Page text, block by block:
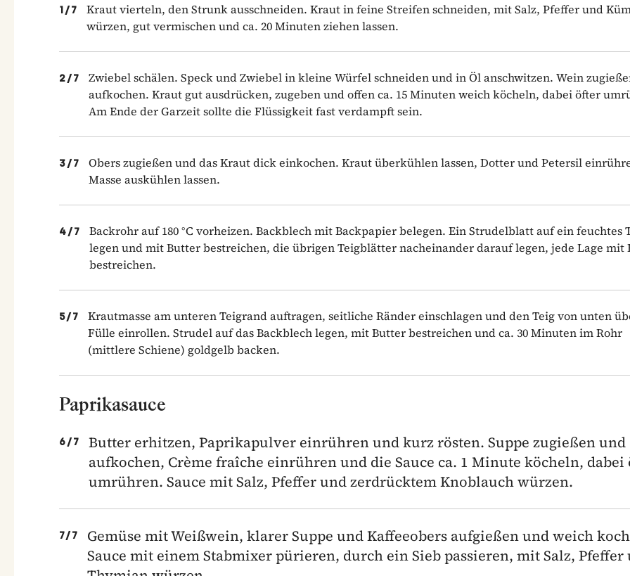
1/7
Kraut vierteln, den Strunk ausschneiden. Kraut in feine Streifen schneiden, mit Salz, Pfeffer und
würzen, gut vermischen und ca. 20 Minuten ziehen lassen.
2/7
Zwiebel schälen. Speck und Zwiebel in kleine Würfel schneiden und in Öl anschwitzen. Wein
aufkochen. Kraut gut ausdrücken, zugeben und offen ca. 15 Minuten weich köcheln, dabei öfter
Am Ende der Garzeit sollte die Flüssigkeit fast verdampft sein.
3/7
Obers zugießen und das Kraut dick einkochen. Kraut überkühlen lassen, Dotter und Petersil
Masse auskühlen lassen.
4/7
Backrohr auf 180 °C vorheizen. Backblech mit Backpapier belegen. Ein Strudelblatt auf ein feuchtes
legen und mit Butter bestreichen, die übrigen Teigblätter nacheinander darauf legen, jede Lage mit
bestreichen.
5/7
Krautmasse am unteren Teigrand auftragen, seitliche Ränder einschlagen und den Teig von unten
Fülle einrollen. Strudel auf das Backblech legen, mit Butter bestreichen und ca. 30 Minuten im Rohr
(mittlere Schiene) goldgelb backen.
Paprikasauce
6/7
Butter erhitzen, Paprikapulver einrühren und kurz rösten. Suppe zugießen und
aufkochen, Crème fraîche einrühren und die Sauce ca. 1 Minute köcheln, dabei
umrühren. Sauce mit Salz, Pfeffer und zerdrücktem Knoblauch würzen.
7/7
Gemüse mit Weißwein, klarer Suppe und Kaffeeobers aufgießen und weich
Sauce mit einem Stabmixer pürieren, durch ein Sieb passieren, mit Salz, Pfeffer